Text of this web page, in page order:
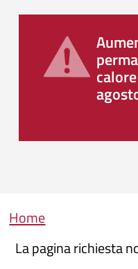
Briciole di pane
Home
La pagina richiesta